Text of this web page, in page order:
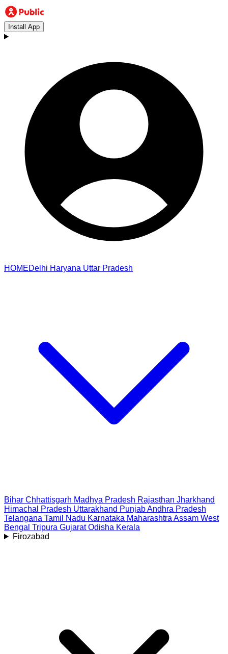
Install App
HOMEDelhi Haryana Uttar Pradesh
Bihar Chhattisgarh Madhya Pradesh Rajasthan Jharkhand
Himachal Pradesh Uttarakhand PunjabAndhra Pradesh
Telangana Tamil Nadu Karnataka Maharashtra Assam West
Bengal Tripura Gujarat Odisha Kerala
Firozabad